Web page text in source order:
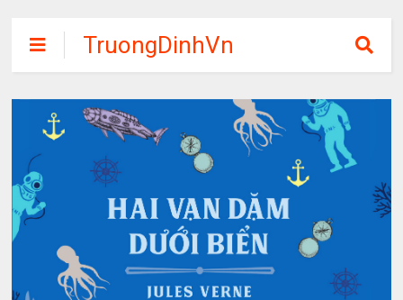
TruongDinhVn
Chia sẽ ebook,
các khóa học,
phần mềm học
tập miễn phí